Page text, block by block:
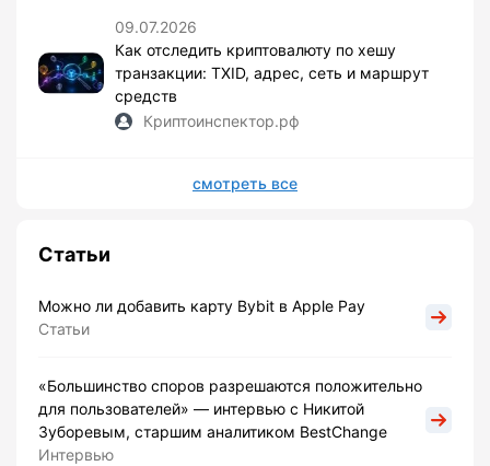
09.07.2026
Как отследить криптовалюту по хешу
транзакции: TXID, адрес, сеть и маршрут
средств
Криптоинспектор.рф
смотреть все
Статьи
Можно ли добавить карту Bybit в Apple Pay
Статьи
«Большинство споров разрешаются положительно
для пользователей» — интервью с Никитой
Зуборевым, старшим аналитиком BestChange
Интервью